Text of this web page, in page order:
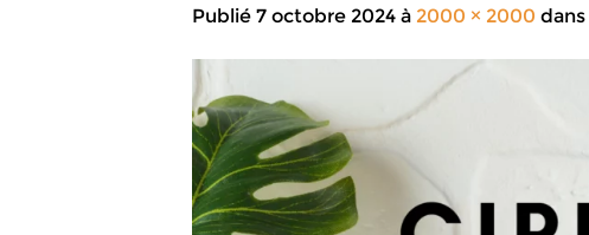
Publié 7 octobre 2024 à 2000 × 2000 dans